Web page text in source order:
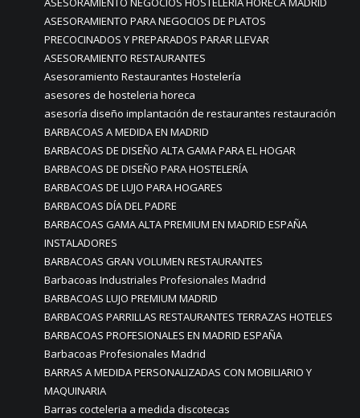
ASESORAMIENTO PARA NEGOCIOS DE PLATOS
PRECOCINADOS Y PREPARADOS PARAR LLEVAR
ASESORAMIENTO RESTAURANTES
Asesoramiento Restaurantes Hostelería
asesores de hosteleria horeca
asesoría diseño implantación de restaurantes restauración
BARBACOAS A MEDIDA EN MADRID
BARBACOAS DE DISEÑO ALTA GAMA PARA EL HOGAR
BARBACOAS DE DISEÑO PARA HOSTELERÍA
BARBACOAS DE LUJO PARA HOGARES
BARBACOAS DÍA DEL PADRE
BARBACOAS GAMA ALTA PREMIUM EN MADRID ESPAÑA
INSTALADORES
BARBACOAS GRAN VOLUMEN RESTAURANTES
Barbacoas Industriales Profesionales Madrid
BARBACOAS LUJO PREMIUM MADRID
BARBACOAS PARRILLAS RESTAURANTES TERRAZAS HOTELES
BARBACOAS PROFESIONALES EN MADRID ESPAÑA
Barbacoas Profesionales Madrid
BARRAS A MEDIDA PERSONALIZADAS CON MOBILIARIO Y
MAQUINARIA
Barras cocteleria a medida discotecas